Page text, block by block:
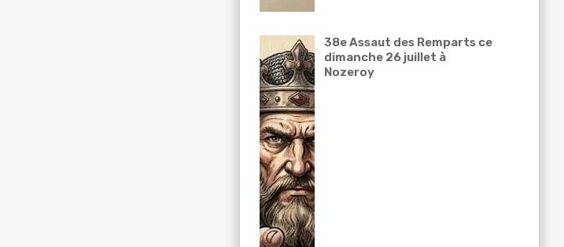
38e Assaut des Remparts ce
dimanche 26 juillet à
Nozeroy